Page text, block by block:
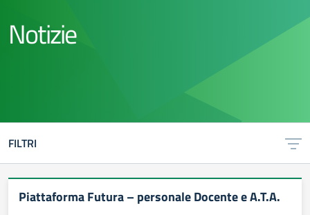
Notizie
FILTRI
Piattaforma Futura – personale Docente e A.T.A.